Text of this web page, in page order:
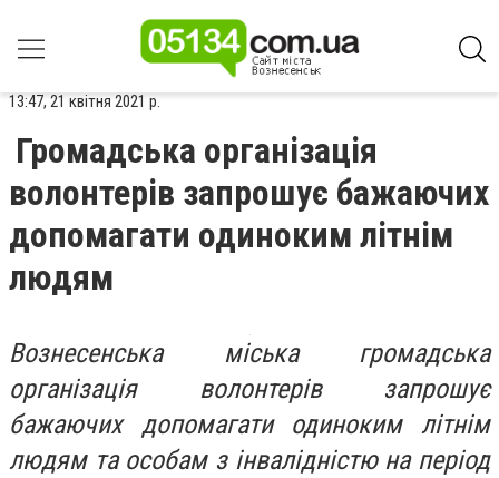
13:47, 21 квітня 2021 р.
Громадська організація
волонтерів запрошує бажаючих
допомагати одиноким літнім
людям
Вознесенська міська громадська
організація волонтерів запрошує
бажаючих допомагати одиноким літнім
людям та особам з інвалідністю на період